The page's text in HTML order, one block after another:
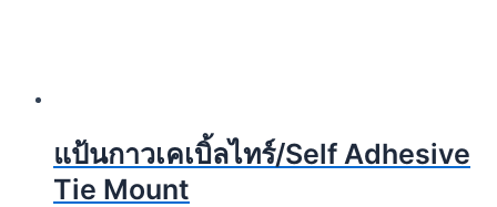
แป้นกาวเคเบิ้ลไทร์/Self Adhesive
Tie Mount